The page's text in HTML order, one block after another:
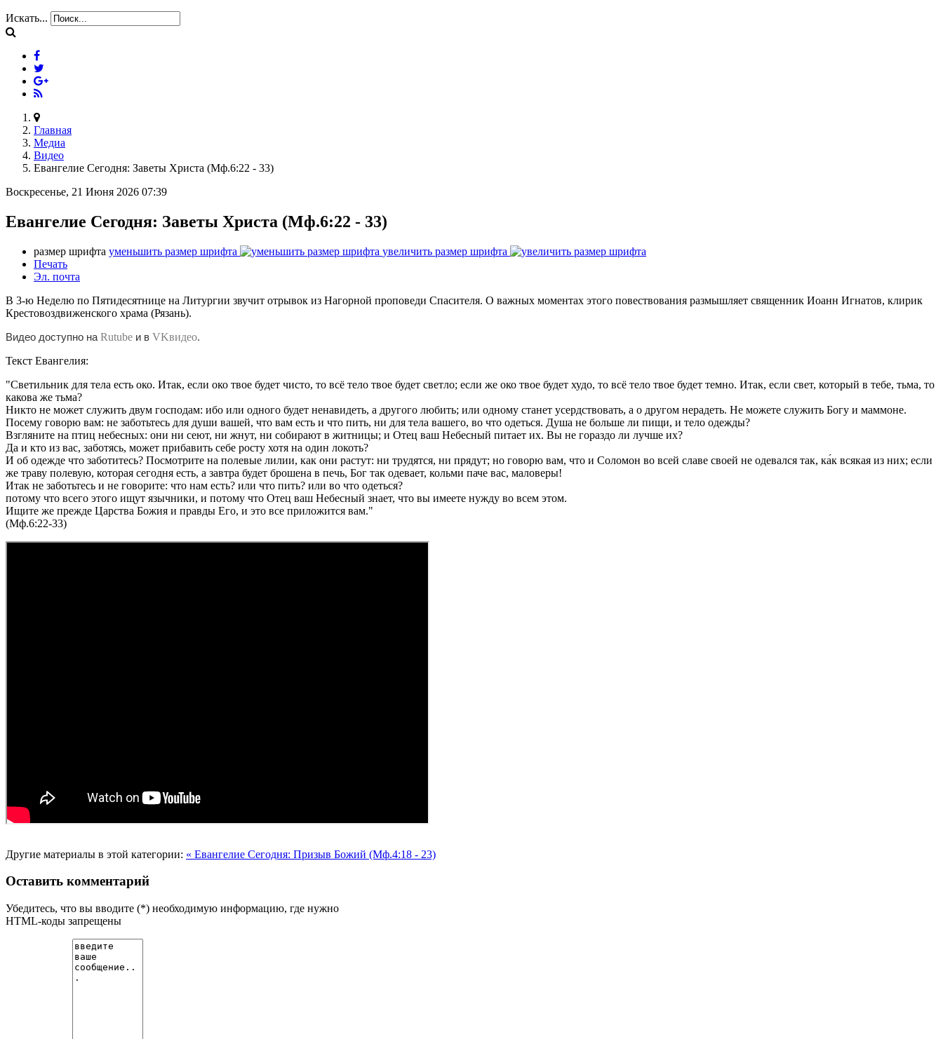
Искать...
Главная
Медиа
Видео
Евангелие Сегодня: Заветы Христа (Мф.6:22 - 33)
Воскресенье, 21 Июня 2026 07:39
Евангелие Сегодня: Заветы Христа (Мф.6:22 - 33)
размер шрифта уменьшить размер шрифта
увеличить размер шрифта
Печать
Эл. почта
В 3-ю Неделю по Пятидесятнице на Литургии звучит отрывок из Нагорной проповеди Спасителя. О важных моментах этого повествования размышляет священник Иоанн Игнатов, клирик
Крестовоздвиженского храма (Рязань).
Видео доступно на Rutube и в VKвидео.
Текст Евангелия:
"Светильник для тела есть око. Итак, если око твое будет чисто, то всё тело твое будет светло; если же око твое будет худо, то всё тело твое будет темно. Итак, если свет, который в тебе, тьма, то
какова же тьма?
Никто не может служить двум господам: ибо или одного будет ненавидеть, а другого любить; или одному станет усердствовать, а о другом нерадеть. Не можете служить Богу и маммоне.
Посему говорю вам: не заботьтесь для души вашей, что вам есть и что пить, ни для тела вашего, во что одеться. Душа не больше ли пищи, и тело одежды?
Взгляните на птиц небесных: они ни сеют, ни жнут, ни собирают в житницы; и Отец ваш Небесный питает их. Вы не гораздо ли лучше их?
Да и кто из вас, заботясь, может прибавить себе росту хотя на один локоть?
И об одежде что заботитесь? Посмотрите на полевые лилии, как они растут: ни трудятся, ни прядут; но говорю вам, что и Соломон во всей славе своей не одевался так, ка́к всякая из них; если
же траву полевую, которая сегодня есть, а завтра будет брошена в печь, Бог так одевает, кольми паче вас, маловеры!
Итак не заботьтесь и не говорите: что нам есть? или что пить? или во что одеться?
потому что всего этого ищут язычники, и потому что Отец ваш Небесный знает, что вы имеете нужду во всем этом.
Ищите же прежде Царства Божия и правды Его, и это все приложится вам."
(Мф.6:22-33)
Другие материалы в этой категории: « Евангелие Сегодня: Призыв Божий (Мф.4:18 - 23)
Оставить комментарий
Убедитесь, что вы вводите (*) необходимую информацию, где нужно
HTML-коды запрещены